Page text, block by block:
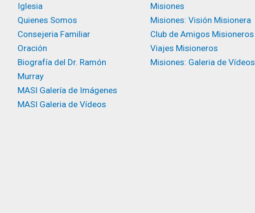
Iglesia
Quienes Somos
Consejeria Familiar
Oración
Biografía del Dr. Ramón
Murray
MASI Galería de Imágenes
MASI Galeria de Vídeos
Misiones
Misiones: Visión Misionera
Club de Amigos Misioneros
Viajes Misioneros
Misiones: Galeria de Vídeos